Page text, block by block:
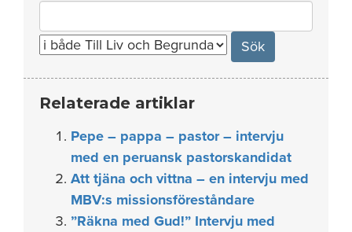
for:
Relaterade artiklar
Pepe – pappa – pastor – intervju
med en peruansk pastorskandidat
Att tjäna och vittna – en intervju med
MBV:s missionsföreståndare
”Räkna med Gud!” Intervju med